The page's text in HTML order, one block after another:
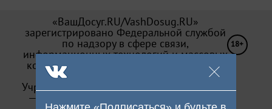
«ВашДосуг.RU/VashDosug.RU»
зарегистрировано Федеральной службой
по надзору в сфере связи,
информационных технологий и массовых
коммуникаций (Роскомнадзор). Св-во Эл
№ ФС 77—71066 от 13.09.2017.
Учредитель: ООО «Досуг-Медиа». Издатель
— ООО «Досуг-Медиа» (
18+